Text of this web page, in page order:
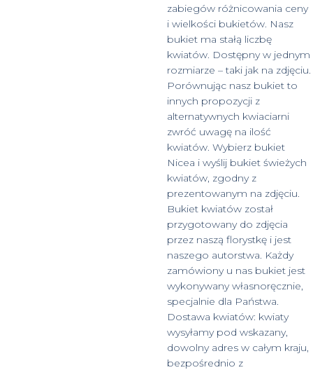
zabiegów różnicowania ceny
i wielkości bukietów. Nasz
bukiet ma stałą liczbę
kwiatów. Dostępny w jednym
rozmiarze – taki jak na zdjęciu.
Porównując nasz bukiet to
innych propozycji z
alternatywnych kwiaciarni
zwróć uwagę na ilość
kwiatów. Wybierz bukiet
Nicea i wyślij bukiet świeżych
kwiatów, zgodny z
prezentowanym na zdjęciu.
Bukiet kwiatów został
przygotowany do zdjęcia
przez naszą florystkę i jest
naszego autorstwa. Każdy
zamówiony u nas bukiet jest
wykonywany własnoręcznie,
specjalnie dla Państwa.
Dostawa kwiatów: kwiaty
wysyłamy pod wskazany,
dowolny adres w całym kraju,
bezpośrednio z